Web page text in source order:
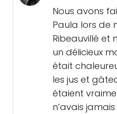
Nous avons
Paula lors de
Ribeauvillé et
un délicieux
était
les jus et
étaient
n’avais